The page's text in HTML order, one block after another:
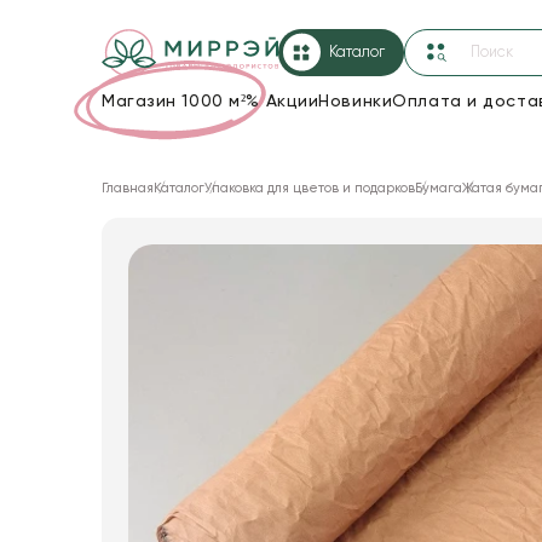
Каталог
Магазин 1000 м²%Акции НовинкиОплата и
Корзины и плетеные изделия
Товары для флористов
Пакеты для цветов и подарков
Главная КаталогУпаковка для цветов и подарковБумагаЖатая